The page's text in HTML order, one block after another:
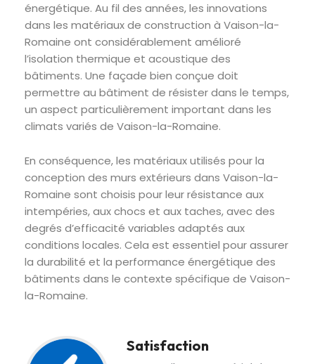
énergétique. Au fil des années, les innovations
dans les matériaux de construction à Vaison-la-
Romaine ont considérablement amélioré
l’isolation thermique et acoustique des
bâtiments. Une façade bien conçue doit
permettre au bâtiment de résister dans le temps,
un aspect particulièrement important dans les
climats variés de Vaison-la-Romaine.
En conséquence, les matériaux utilisés pour la
conception des murs extérieurs dans Vaison-la-
Romaine sont choisis pour leur résistance aux
intempéries, aux chocs et aux taches, avec des
degrés d’efficacité variables adaptés aux
conditions locales. Cela est essentiel pour assurer
la durabilité et la performance énergétique des
bâtiments dans le contexte spécifique de Vaison-
la-Romaine.
Satisfaction